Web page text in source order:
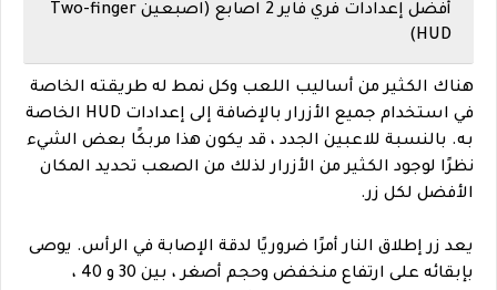
أفضل إعدادات فري فاير
2 اصابع (اصبعين Two-finger
HUD)
هناك الكثير من أساليب اللعب وكل نمط له طريقته الخاصة
في استخدام جميع الأزرار بالإضافة إلى إعدادات HUD الخاصة
به. بالنسبة للاعبين الجدد ، قد يكون هذا مربكًا بعض الشيء
نظرًا لوجود الكثير من الأزرار لذلك من الصعب تحديد المكان
الأفضل لكل زر.
يعد زر إطلاق النار أمرًا ضروريًا لدقة الإصابة في الرأس. يوصى
بإبقائه على ارتفاع منخفض وحجم أصغر ، بين 30 و 40 ،